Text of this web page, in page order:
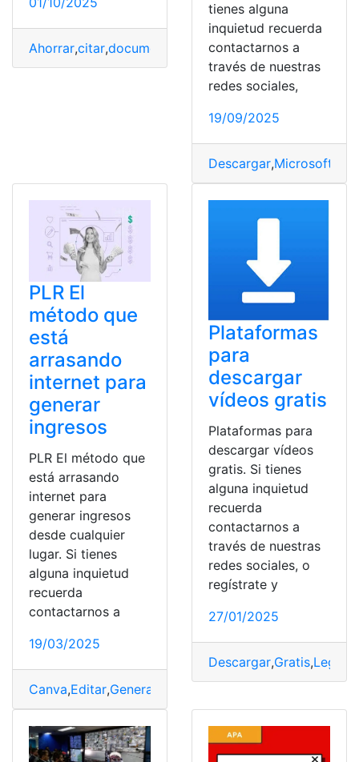
Ahorrar,citar,documento Solicitar Cita,Tiempo
tienes alguna
inquietud recuerda
contactarnos a
través de nuestras
redes sociales,
19/09/2025
Descargar,Microsoft
PLR El
método que
está
arrasando
internet para
generar
ingresos
PLR El método que
está arrasando
internet para
generar ingresos
desde cualquier
lugar. Si tienes
alguna inquietud
recuerda
contactarnos a
19/03/2025
Canva,Editar,Generar
Plataformas
para
descargar
vídeos gratis
Plataformas para
descargar vídeos
gratis. Si tienes
alguna inquietud
recuerda
contactarnos a
través de nuestras
redes sociales, o
regístrate y
27/01/2025
Descargar,Gratis,Legales